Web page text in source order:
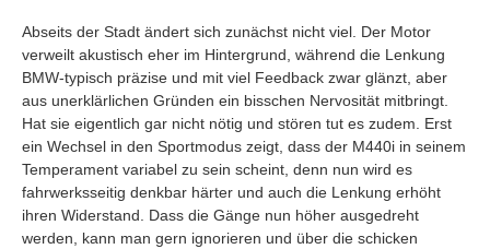
Abseits der Stadt ändert sich zunächst nicht viel. Der Motor
verweilt akustisch eher im Hintergrund, während die Lenkung
BMW-typisch präzise und mit viel Feedback zwar glänzt, aber
aus unerklärlichen Gründen ein bisschen Nervosität mitbringt.
Hat sie eigentlich gar nicht nötig und stören tut es zudem. Erst
ein Wechsel in den Sportmodus zeigt, dass der M440i in seinem
Temperament variabel zu sein scheint, denn nun wird es
fahrwerksseitig denkbar härter und auch die Lenkung erhöht
ihren Widerstand. Dass die Gänge nun höher ausgedreht
werden, kann man gern ignorieren und über die schicken